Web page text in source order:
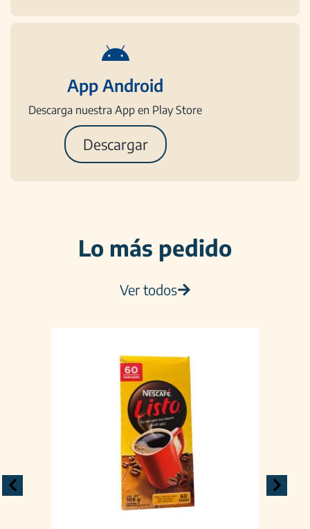
App Android
Descarga nuestra App en Play Store
Descargar
Lo más pedido
Ver todos